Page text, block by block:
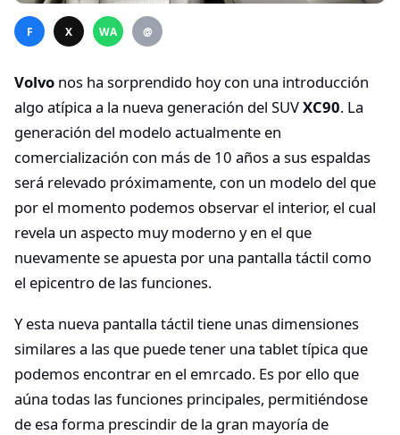
F X WA @
Volvo nos ha sorprendido hoy con una introducción
algo atípica a la nueva generación del SUVXC90. La
generación del modelo actualmente en
comercialización con más de 10 años a sus espaldas
será relevado próximamente, con un modelo del que
por el momento podemos observar el interior, el cual
revela un aspecto muy moderno y en el que
nuevamente se apuesta por una pantalla táctil como
el epicentro de las funciones.
Y esta nueva pantalla táctil tiene unas dimensiones
similares a las que puede tener una tablet típica que
podemos encontrar en el emrcado. Es por ello que
aúna todas las funciones principales, permitiéndose
de esa forma prescindir de la gran mayoría de